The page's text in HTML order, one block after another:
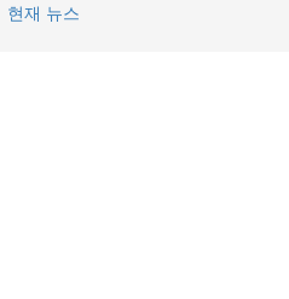
현재 뉴스